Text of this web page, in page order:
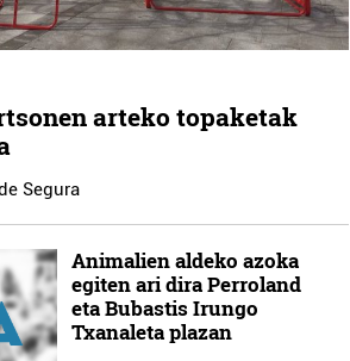
arteko topaketak
Segura
Animalien aldeko azoka
egiten ari dira Perroland
eta Bubastis Irungo
Txanaleta plazan